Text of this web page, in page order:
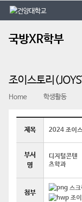
본문 바로가기
대메뉴 바로가기
국방XR학부
조이스토리
Home 학생활동
제목 2024 조이
부서
명
디지털콘텐
츠학과
첨부
스
조